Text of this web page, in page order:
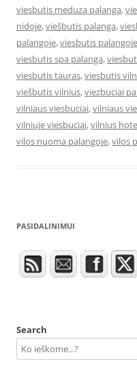
viesbutis meduza palanga,
nidoje,viešbutis palanga,
palangoje,viesbutis
viesbutis spa palanga,
viesbutis tauras,viesbutis
viešbutis vilnius,viezbuciai
vilniaus viesbuciai,vilniaus
vilniuje viesbuciai,vilnius
vilos nuoma palangoje,vilos
PASIDALINIMUI
Search